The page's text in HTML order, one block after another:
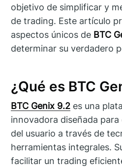
objetivo de simplificar y
de trading. Este artículo
aspectos únicos de BTC
determinar su verdadero
¿Qué es BTC
BTC Genix 9.2 es una
innovadora diseñada
del usuario a través de
herramientas integrales.
facilitar un trading